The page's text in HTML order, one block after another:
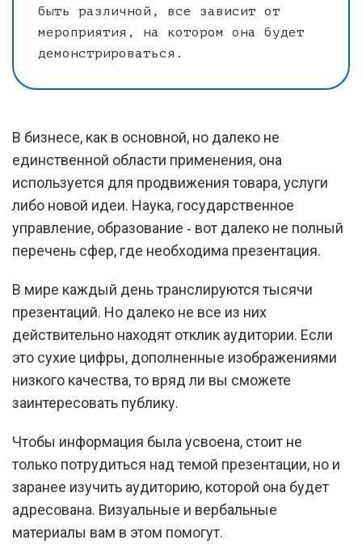
быть различной, все зависит от
мероприятия, на котором она будет
демонстрироваться.
В бизнесе, как в основной, но далеко не
единственной области применения, она
используется для продвижения товара, услуги
либо новой идеи. Наука, государственное
управление, образование ‑ вот далеко не полный
перечень сфер, где необходима презентация.
В мире каждый день транслируются тысячи
презентаций. Но далеко не все из них
действительно находят отклик аудитории. Если
это сухие цифры, дополненные изображениями
низкого качества, то вряд ли вы сможете
заинтересовать публику.
Чтобы информация была усвоена, стоит не
только потрудиться над темой презентации, но и
заранее изучить аудиторию, которой она будет
адресована. Визуальные и вербальные
материалы вам в этом помогут.